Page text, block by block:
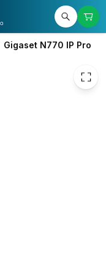
Gigaset N770 IP Pro